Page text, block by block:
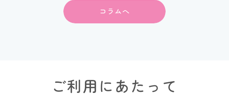
コラムへ
ご利用にあたって